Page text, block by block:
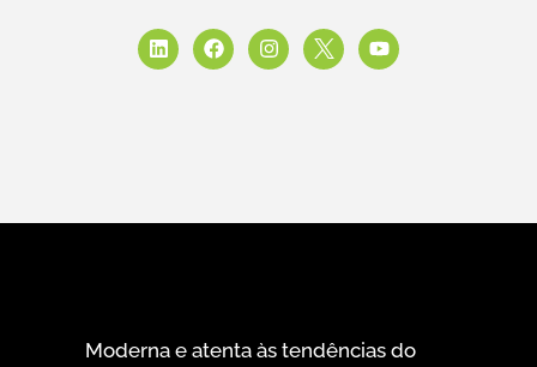
Moderna e atenta às tendências do